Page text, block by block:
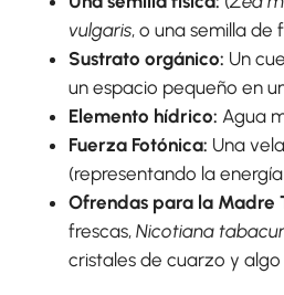
vulgaris, o una semilla de
Sustrato orgánico: Un
un espacio pequeño en
Elemento hídrico: Agua
Fuerza Fotónica: Una
(representando la energía
Ofrendas para la Madre
frescas, Nicotiana
cristales de cuarzo y algo